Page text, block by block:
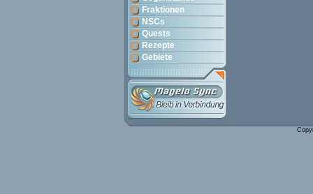
Fraktionen
NSCs
Quests
Rezepte
Gebiete